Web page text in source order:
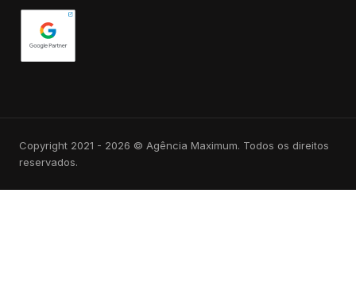
Copyright 2021 - 2026 © Agência Maximum. Todos os direitos
reservados.